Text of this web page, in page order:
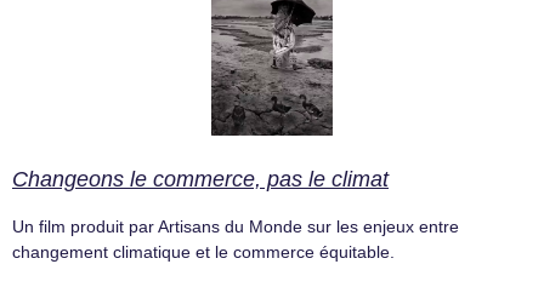
Changeons le commerce, pas le climat
Un film produit par Artisans du Monde sur les enjeux entre
changement climatique et le commerce équitable.